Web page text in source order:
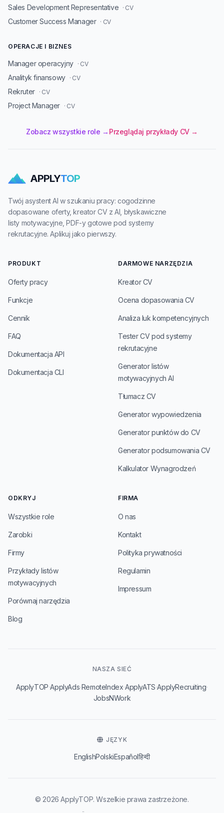
Sales Development Representative · CV
Customer Success Manager · CV
OPERACJE I BIZNES
Manager operacyjny · CV
Analityk finansowy · CV
Rekruter · CV
Project Manager · CV
Zobacz wszystkie role → Przeglądaj przykłady CV →
APPLYTOP
Twój asystent AI w szukaniu pracy: cogodzinne
dopasowane oferty, kreator CV z AI, błyskawiczne
listy motywacyjne, PDF-y gotowe pod systemy
rekrutacyjne. Aplikuj jako pierwszy.
PRODUKT
Oferty pracy
Funkcje
Cennik
FAQ
Dokumentacja API
Dokumentacja CLI
DARMOWE NARZĘDZIA
Kreator CV
Ocena dopasowania CV
Analiza luk kompetencyjnych
Tester CV pod systemy
rekrutacyjne
Generator listów
motywacyjnych AI
Tłumacz CV
Generator wypowiedzenia
Generator punktów do CV
Generator podsumowania CV
Kalkulator Wynagrodzeń
ODKRYJ
Wszystkie role
Zarobki
Firmy
Przykłady listów
motywacyjnych
Porównaj narzędzia
Blog
FIRMA
O nas
Kontakt
Polityka prywatności
Regulamin
Impressum
NASZA SIEĆ
ApplyTOP·ApplyAds·RemoteIndex·ApplyATS·ApplyRecruiting·
JobsNWork
JĘZYK
EnglishPolskiEspañolहिन्दी
© 2026 ApplyTOP. Wszelkie prawa zastrzeżone.